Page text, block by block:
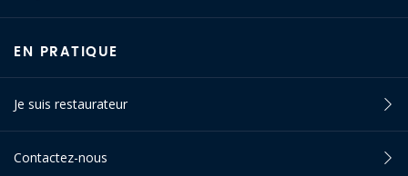
EN PRATIQUE
Je suis restaurateur
Contactez-nous